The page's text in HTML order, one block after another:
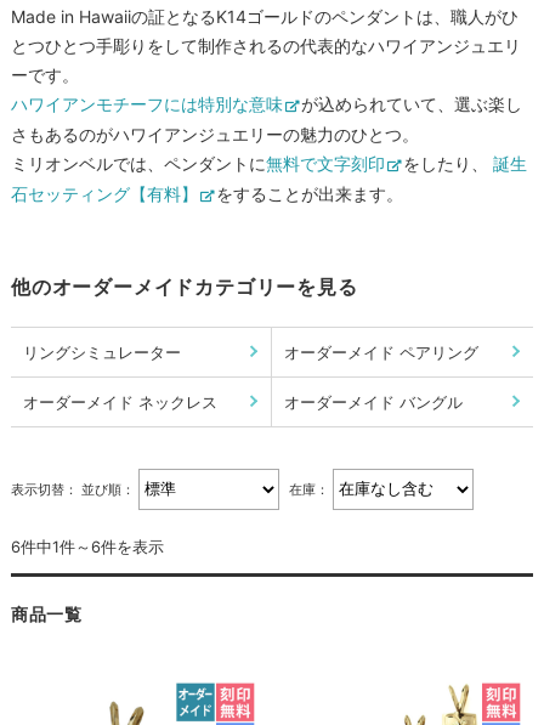
Made in Hawaiiの証となるK14ゴールドのペンダントは、職人がひ
とつひとつ手彫りをして制作されるの代表的なハワイアンジュエリ
ーです。
ハワイアンモチーフには特別な意味
が込められていて、選ぶ楽し
さもあるのがハワイアンジュエリーの魅力のひとつ。
ミリオンベルでは、ペンダントに無料で文字刻印 をしたり、 誕生
石セッティング【有料】
をすることが出来ます。
他のオーダーメイドカテゴリーを見る
リングシミュレーター オーダーメイド ペアリング
オーダーメイド ネックレス オーダーメイド バングル
表示切替： 並び順： 在庫：
6件中1件～6件を表示
商品一覧